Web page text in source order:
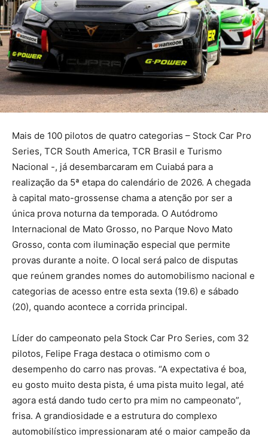
Mais de 100 pilotos de quatro categorias – Stock Car Pro
Series, TCR South America, TCR Brasil e Turismo
Nacional -, já desembarcaram em Cuiabá para a
realização da 5ª etapa do calendário de 2026. A chegada
à capital mato-grossense chama a atenção por ser a
única prova noturna da temporada. O Autódromo
Internacional de Mato Grosso, no Parque Novo Mato
Grosso, conta com iluminação especial que permite
provas durante a noite. O local será palco de disputas
que reúnem grandes nomes do automobilismo nacional e
categorias de acesso entre esta sexta (19.6) e sábado
(20), quando acontece a corrida principal.
Líder do campeonato pela Stock Car Pro Series, com 32
pilotos, Felipe Fraga destaca o otimismo com o
desempenho do carro nas provas. “A expectativa é boa,
eu gosto muito desta pista, é uma pista muito legal, até
agora está dando tudo certo pra mim no campeonato”,
frisa. A grandiosidade e a estrutura do complexo
automobilístico impressionaram até o maior campeão da